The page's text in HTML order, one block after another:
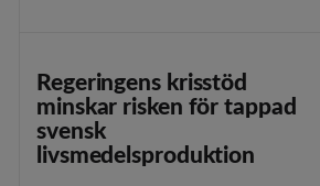
Regeringens krisstöd
minskar risken för tappad
svensk
livsmedelsproduktion